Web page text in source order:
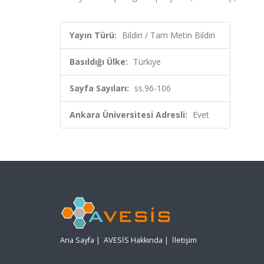
Yayın Türü: Bildiri / Tam Metin Bildiri
Basıldığı Ülke: Türkiye
Sayfa Sayıları: ss.96-106
Ankara Üniversitesi Adresli: Evet
Ana Sayfa | AVESİS Hakkında | İletişim